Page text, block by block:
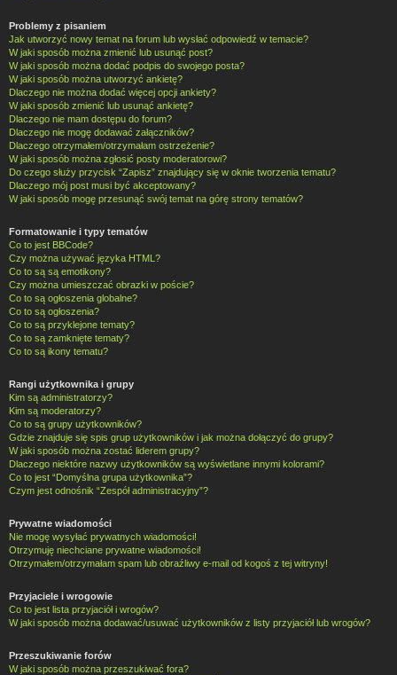
Problemy z pisaniem
Jak utworzyć nowy temat na forum lub wysłać odpowiedź w temacie?
W jaki sposób można zmienić lub usunąć post?
W jaki sposób można dodać podpis do swojego posta?
W jaki sposób można utworzyć ankietę?
Dlaczego nie można dodać więcej opcji ankiety?
W jaki sposób zmienić lub usunąć ankietę?
Dlaczego nie mam dostępu do forum?
Dlaczego nie mogę dodawać załączników?
Dlaczego otrzymałem/otrzymałam ostrzeżenie?
W jaki sposób można zgłosić posty moderatorowi?
Do czego służy przycisk “Zapisz” znajdujący się w oknie tworzenia tematu?
Dlaczego mój post musi być akceptowany?
W jaki sposób mogę przesunąć swój temat na górę strony tematów?
Formatowanie i typy tematów
Co to jest BBCode?
Czy można używać języka HTML?
Co to są są emotikony?
Czy można umieszczać obrazki w poście?
Co to są ogłoszenia globalne?
Co to są ogłoszenia?
Co to są przyklejone tematy?
Co to są zamknięte tematy?
Co to są ikony tematu?
Rangi użytkownika i grupy
Kim są administratorzy?
Kim są moderatorzy?
Co to są grupy użytkowników?
Gdzie znajduje się spis grup użytkowników i jak można dołączyć do grupy?
W jaki sposób można zostać liderem grupy?
Dlaczego niektóre nazwy użytkowników są wyświetlane innymi kolorami?
Co to jest “Domyślna grupa użytkownika”?
Czym jest odnośnik “Zespół administracyjny”?
Prywatne wiadomości
Nie mogę wysyłać prywatnych wiadomości!
Otrzymuję niechciane prywatne wiadomości!
Otrzymałem/otrzymałam spam lub obraźliwy e-mail od kogoś z tej witryny!
Przyjaciele i wrogowie
Co to jest lista przyjaciół i wrogów?
W jaki sposób można dodawać/usuwać użytkowników z listy przyjaciół lub wrogów?
Przeszukiwanie forów
W jaki sposób można przeszukiwać fora?